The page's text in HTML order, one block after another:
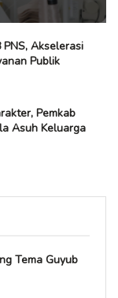
Akselerasi
Publik
Pemkab
Asuh Keluarga
Tema Guyub